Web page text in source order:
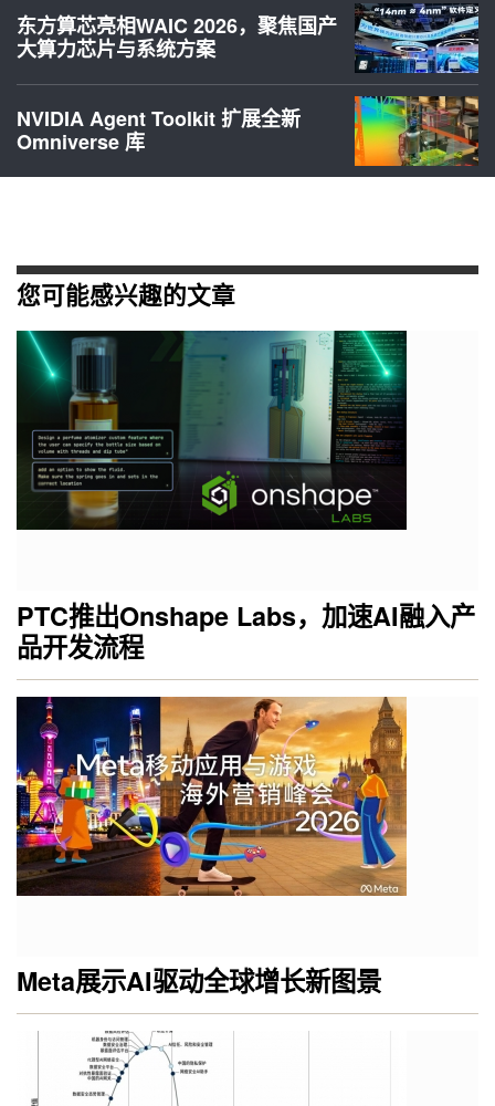
东方算芯亮相WAIC 2026，聚焦国产
大算力芯片与系统方案
NVIDIA Agent Toolkit 扩展全新
Omniverse 库
您可能感兴趣的文章
PTC推出Onshape Labs，加速AI融入产
品开发流程
Meta展示AI驱动全球增长新图景